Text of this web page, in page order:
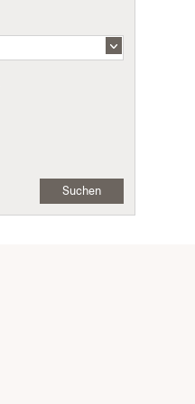
Suchen